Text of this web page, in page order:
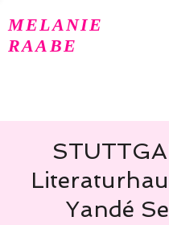
MELANIE
RAABE
Yandé